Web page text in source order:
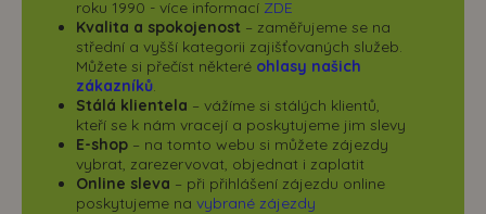
roku 1990 - více informací ZDE
Kvalita a spokojenost – zaměřujeme se na
střední a vyšší kategorii zajišťovaných služeb.
Můžete si přečíst některé ohlasy našich
zákazníků.
Stálá klientela – vážíme si stálých klientů,
kteří se k nám vracejí a poskytujeme jim slevy
E-shop – na tomto webu si můžete zájezdy
vybrat, zarezervovat, objednat i zaplatit
Online sleva – při přihlášení zájezdu online
poskytujeme na vybrané zájezdy